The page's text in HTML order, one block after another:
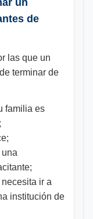
un
de
las que un
terminar de
familia es
ir a
institución de